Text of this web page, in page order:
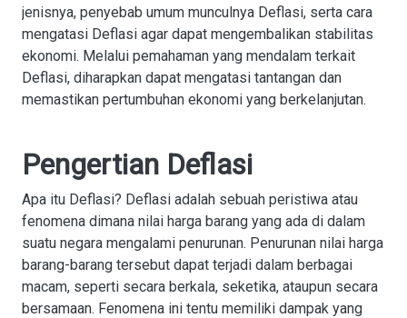
jenisnya, penyebab umum munculnya Deflasi, serta cara
mengatasi Deflasi agar dapat mengembalikan stabilitas
ekonomi. Melalui pemahaman yang mendalam terkait
Deflasi, diharapkan dapat mengatasi tantangan dan
memastikan pertumbuhan ekonomi yang berkelanjutan.
Pengertian Deflasi
Apa itu Deflasi? Deflasi adalah sebuah peristiwa atau
fenomena dimana nilai harga barang yang ada di dalam
suatu negara mengalami penurunan. Penurunan nilai harga
barang-barang tersebut dapat terjadi dalam berbagai
macam, seperti secara berkala, seketika, ataupun secara
bersamaan. Fenomena ini tentu memiliki dampak yang